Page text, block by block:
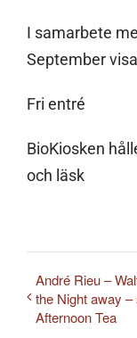
I samarbete
September
Fri entré
BioKiosken
och läsk
André Rieu –
the Night away
Afternoon Tea